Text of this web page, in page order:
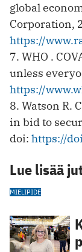
global
Corporation,
https://
7. WHO .
unless
https://
8. Watson R.
in bid to
doi: https://
Lue lisää
MIELIPIDE